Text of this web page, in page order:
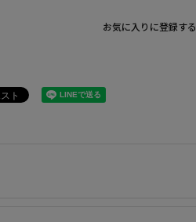
お気に入りに登録する